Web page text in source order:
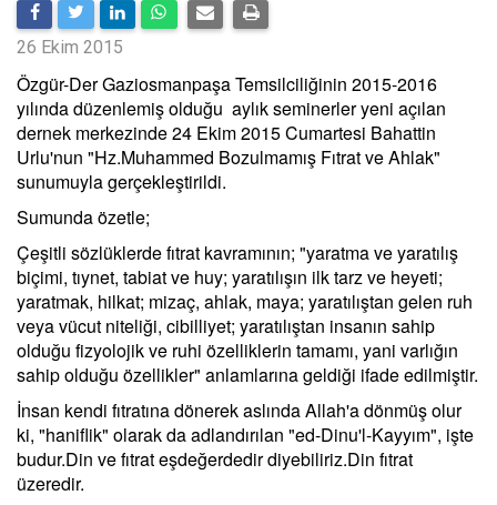
26 Ekim 2015
Özgür-Der Gaziosmanpaşa Temsilciliğinin 2015-2016
yılında düzenlemiş olduğu aylık seminerler yeni açılan
dernek merkezinde 24 Ekim 2015 Cumartesi Bahattin
Urlu'nun "Hz.Muhammed Bozulmamış Fıtrat ve Ahlak"
sunumuyla gerçekleştirildi.
Sumunda özetle;
Çeşitli sözlüklerde fıtrat kavramının; "yaratma ve yaratılış
biçimi, tıynet, tabiat ve huy; yaratılışın ilk tarz ve heyeti;
yaratmak, hilkat; mizaç, ahlak, maya; yaratılıştan gelen ruh
veya vücut niteliği, cibilliyet; yaratılıştan insanın sahip
olduğu fizyolojik ve ruhi özelliklerin tamamı, yani varlığın
sahip olduğu özellikler" anlamlarına geldiği ifade edilmiştir.
İnsan kendi fıtratına dönerek aslında Allah'a dönmüş olur
ki, "haniflik" olarak da adlandırılan "ed-Dinu'l-Kayyım", işte
budur.Din ve fıtrat eşdeğerdedir diyebiliriz.Din fıtrat
üzeredir.